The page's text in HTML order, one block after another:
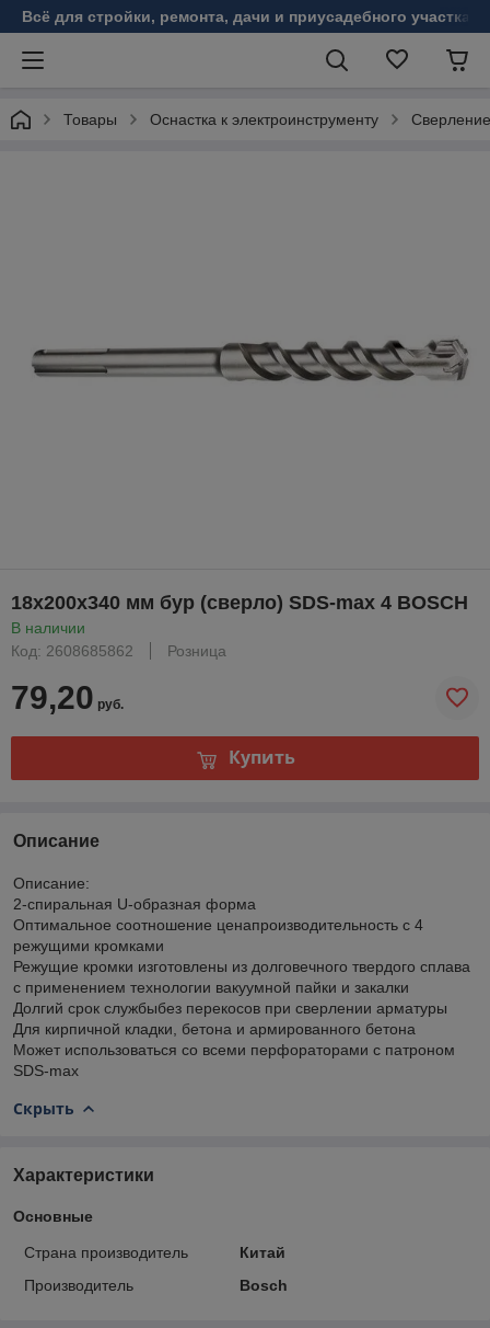
Всё для стройки, ремонта, дачи и приусадебного участка!
Товары Оснастка к электроинструменту Сверление
18х200х340 мм бур (сверло) SDS-max 4 BOSCH
В наличии
Код: 2608685862
Розница
79,20 руб.
Купить
Описание
Описание:
2-спиральная U-образная форма
Оптимальное соотношение ценапроизводительность с 4
режущими кромками
Режущие кромки изготовлены из долговечного твердого сплава
с применением технологии вакуумной пайки и закалки
Долгий срок службыбез перекосов при сверлении арматуры
Для кирпичной кладки, бетона и армированного бетона
Может использоваться со всеми перфораторами с патроном
SDS-max
Скрыть
Характеристики
Основные
Страна производитель
Китай
Производитель
Bosch